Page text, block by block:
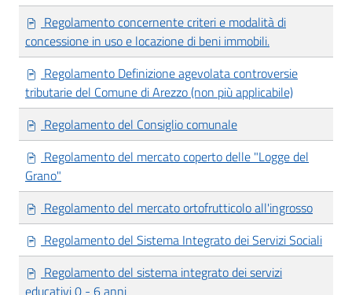
Regolamento concernente criteri e modalità di
concessione in uso e locazione di beni immobili.
Regolamento Definizione agevolata controversie
tributarie del Comune di Arezzo (non più applicabile)
Regolamento del Consiglio comunale
Regolamento del mercato coperto delle "Logge del
Grano"
Regolamento del mercato ortofrutticolo all'ingrosso
Regolamento del Sistema Integrato dei Servizi Sociali
Regolamento del sistema integrato dei servizi
educativi 0 - 6 anni